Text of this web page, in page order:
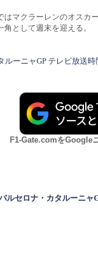
はマクラーレンのオスカ
として週末を迎える。
ルーニャGP テレビ放送
F1-Gate.comをGoogle
ルセロナ・カタルーニャ